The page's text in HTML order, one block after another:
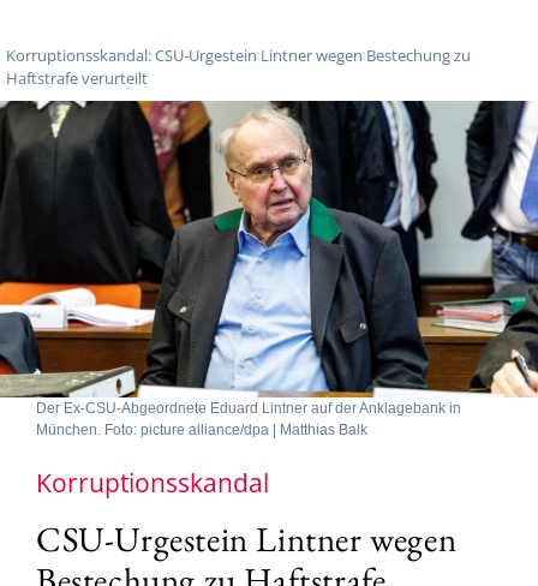
Korruptionsskandal: CSU-Urgestein Lintner wegen Bestechung zu
Haftstrafe verurteilt
Der Ex-CSU-Abgeordnete Eduard Lintner auf der Anklagebank in
München. Foto: picture alliance/dpa | Matthias Balk
Korruptionsskandal
CSU-Urgestein Lintner wegen